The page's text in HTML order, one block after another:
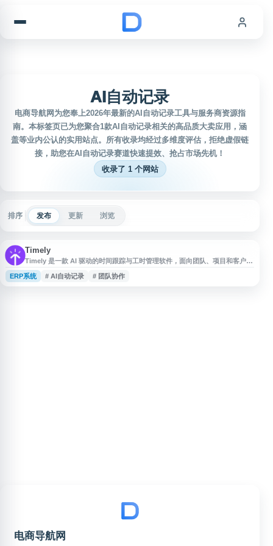
AI自动记录
电商导航网为您奉上2026年最新的AI自动记录工具与服务商资源指
南。本标签页已为您聚合1款AI自动记录相关的高品质大卖应用，涵
盖等业内公认的实用站点。所有收录均经过多维度评估，拒绝虚假链
接，助您在AI自动记录赛道快速提效、抢占市场先机！
收录了 1 个网站
排序 发布 更新 浏览
Timely
Timely 是一款 AI 驱动的时间跟踪与工时管理软件，面向团队、项目和客户服
务场景，帮助用户自动记录工作时间、整理项目工时并生成相关报告。通过提
升时间记录的准确性，Timely 可用于客户计费、项目管理、资源规划和团队
ERP系统 # AI自动记录 # 团队协作
电商导航网